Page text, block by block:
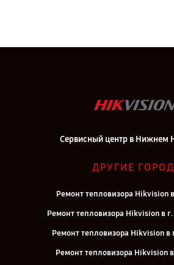
Сервисный центр в Нижнем
ДРУГИЕ
Ремонт тепловизора Hikvision
Ремонт тепловизора Hikvision в
Ремонт тепловизора Hikvision в
Ремонт тепловизора Hikvision